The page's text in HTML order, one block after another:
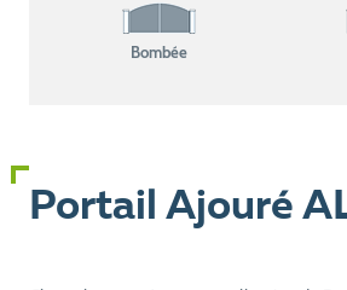
Bombée
Portail Ajouré